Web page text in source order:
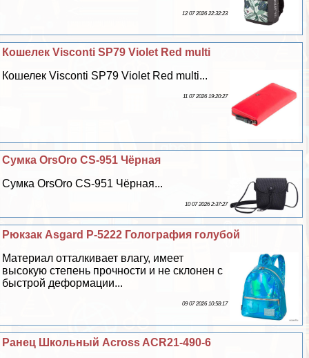
12 07 2026 22:32:23
Кошелек Visconti SP79 Violet Red multi
Кошелек Visconti SP79 Violet Red multi...
11 07 2026 19:20:27
Сумка OrsOro CS-951 Чёрная
Сумка OrsOro CS-951 Чёрная...
10 07 2026 2:37:27
Рюкзак Asgard Р-5222 Голография гoлyбой
Материал отталкивает влагу, имеет
высокую степень прочности и не склонен с
быстрой деформации...
09 07 2026 10:58:17
Ранец Школьный Across ACR21-490-6